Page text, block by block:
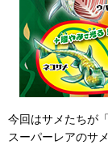
今回はサメたちが
スーパーレアのサ